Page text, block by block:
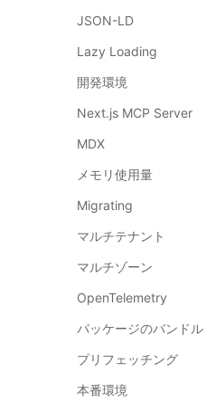
JSON-LD
Lazy Loading
開発環境
Next.js MCP Server
MDX
メモリ使用量
Migrating
マルチテナント
マルチゾーン
OpenTelemetry
パッケージのバンドル
プリフェッチング
本番環境